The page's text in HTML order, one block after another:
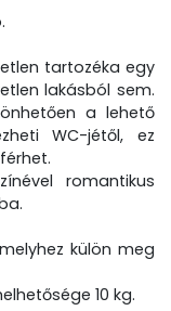
tartozéka egy
lakásból sem.
a lehető
WC-jétől, ez
romantikus
külön meg
10 kg.